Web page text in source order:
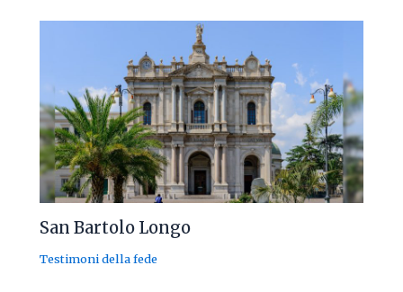
San Bartolo Longo
Testimoni della fede